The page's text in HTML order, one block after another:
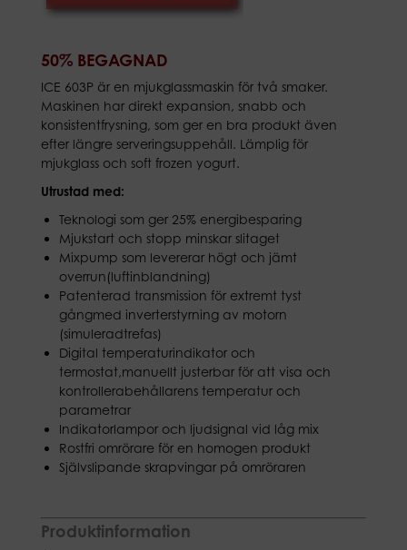
50% BEGAGNAD
ICE 603P är en mjukglassmaskin för två smaker.
Maskinen har direkt expansion, snabb och
konsistentfrysning, som ger en bra produkt även
efter längre serveringsuppehåll. Lämplig för
mjukglass och soft frozen yogurt.
Utrustad med:
Teknologi som ger 25% energibesparing
Mjukstart och stopp minskar slitaget
Mixpump som levererar högt och jämt
overrun(luftinblandning)
Patenterad transmission för extremt tyst
gångmed inverterstyrning av motorn
(simuleradtrefas)
Digital temperaturindikator och
termostat,manuellt justerbar för att visa och
kontrollerabehållarens temperatur och
parametrar
Indikatorlampor och ljudsignal vid låg mix
Rostfri omrörare för en homogen produkt
Självslipande skrapvingar på omröraren
Produktinformation